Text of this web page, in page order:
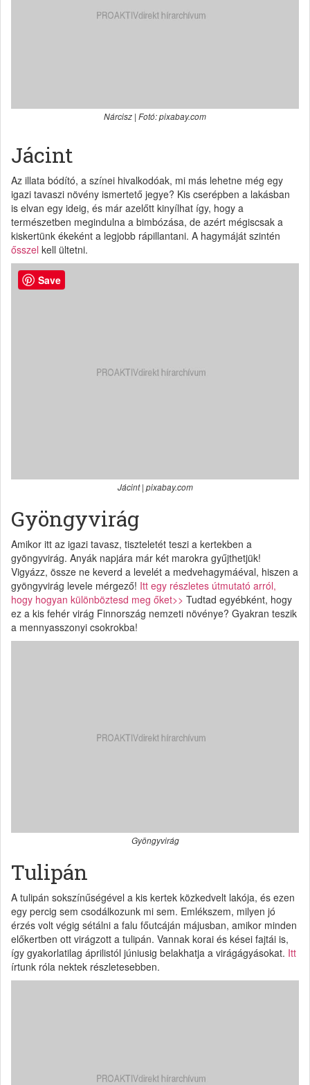
Nárcisz | Fotó: pixabay.com
Jácint
Az illata bódító, a színei hivalkodóak, mi más lehetne még egy
igazi tavaszi növény ismertető jegye? Kis cserépben a lakásban
is elvan egy ideig, és már azelőtt kinyílhat így, hogy a
természetben megindulna a bimbózása, de azért mégiscsak a
kiskertünk ékeként a legjobb rápillantani. A hagymáját szintén
ősszel kell ültetni.
Jácint | pixabay.com
Gyöngyvirág
Amikor itt az igazi tavasz, tiszteletét teszi a kertekben a
gyöngyvirág. Anyák napjára már két marokra gyűjthetjük!
Vigyázz, össze ne keverd a levelét a medvehagymáéval, hiszen a
gyöngyvirág levele mérgező! Itt egy részletes útmutató arról,
hogy hogyan különböztesd meg őket>> Tudtad egyébként, hogy
ez a kis fehér virág Finnország nemzeti növénye? Gyakran teszik
a mennyasszonyi csokrokba!
Gyöngyvirág
Tulipán
A tulipán sokszínűségével a kis kertek közkedvelt lakója, és ezen
egy percig sem csodálkozunk mi sem. Emlékszem, milyen jó
érzés volt végig sétálni a falu főutcáján májusban, amikor minden
előkertben ott virágzott a tulipán. Vannak korai és kései fajtái is,
így gyakorlatilag áprilistól júniusig belakhatja a virágágyásokat. Itt
írtunk róla nektek részletesebben.
Save